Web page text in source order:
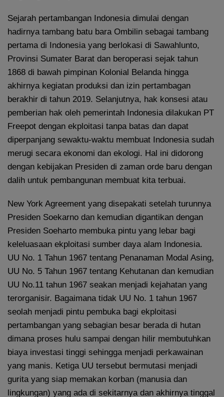
Sejarah pertambangan Indonesia dimulai dengan
hadirnya tambang batu bara Ombilin sebagai tambang
pertama di Indonesia yang berlokasi di Sawahlunto,
Provinsi Sumater Barat dan beroperasi sejak tahun
1868 di bawah pimpinan Kolonial Belanda hingga
akhirnya kegiatan produksi dan izin pertambagan
berakhir di tahun 2019. Selanjutnya, hak konsesi atau
pemberian hak oleh pemerintah Indonesia dilakukan PT
Freepot dengan ekploitasi tanpa batas dan dapat
diperpanjang sewaktu-waktu membuat Indonesia sudah
merugi secara ekonomi dan ekologi. Hal ini didorong
dengan kebijakan Presiden di zaman orde baru dengan
dalih untuk pembangunan membuat kita terbuai.
New York Agreement yang disepakati setelah turunnya
Presiden Soekarno dan kemudian digantikan dengan
Presiden Soeharto membuka pintu yang lebar bagi
keleluasaan ekploitasi sumber daya alam Indonesia.
UU No. 1 Tahun 1967 tentang Penanaman Modal Asing,
UU No. 5 Tahun 1967 tentang Kehutanan dan kemudian
UU No.11 tahun 1967 seakan menjadi kejahatan yang
terorganisir. Bagaimana tidak UU No. 1 tahun 1967
seolah menjadi pintu pembuka bagi ekploitasi
pertambangan yang sebagian besar berada di hutan
dimana proses hulu sampai dengan hilir membutuhkan
biaya investasi tinggi sehingga menjadi perkawainan
yang manis. Ketiga UU tersebut bermutasi menjadi
gurita yang siap memakan korban (manusia dan
lingkungan) yang ada di sekitarnya dan akhirnya tinggal